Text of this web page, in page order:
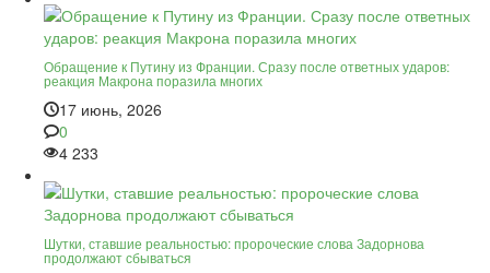
Обращение к Путину из Франции. Сразу после ответных ударов:
реакция Макрона поразила многих
17 июнь, 2026
0
4 233
Шутки, ставшие реальностью: пророческие слова Задорнова
продолжают сбываться